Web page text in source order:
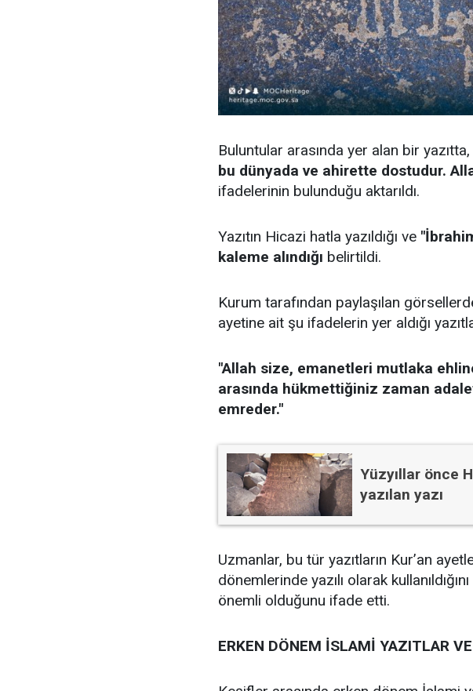
Buluntular arasında yer alan bir yazıtta,
bu dünyada ve ahirette dostudur.
ifadelerinin bulunduğu aktarıldı.
Yazıtın Hicazi hatla yazıldığı ve
kaleme alındığı belirtildi.
Kurum tarafından paylaşılan
ayetine ait şu ifadelerin yer aldığı
"Allah size, emanetleri mutlaka
arasında hükmettiğiniz zaman
emreder."
Yüzyıllar önce
yazılan yazı
Uzmanlar, bu tür yazıtların Kur’an
dönemlerinde yazılı olarak
önemli olduğunu ifade etti.
ERKEN DÖNEM İSLAMİ YAZITLAR